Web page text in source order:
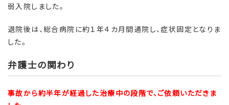
弱入院しました。
退院後は、総合病院に約１年４カ月間通院し、症状固定となりま
した。
弁護士の関わり
事故から約半年が経過した治療中の段階で、ご依頼いただきま